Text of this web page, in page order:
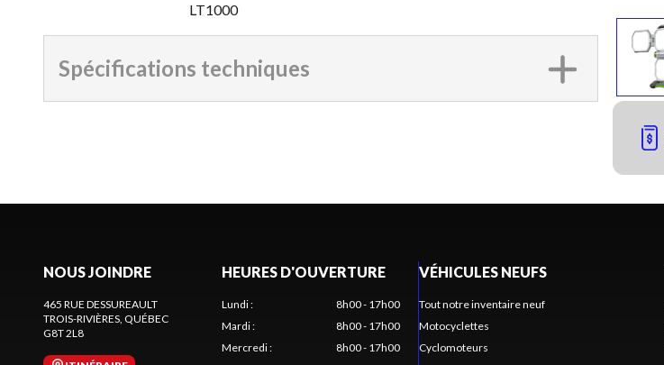
LT1000
Spécifications techniques
NOUS JOINDRE
465 RUE DESSUREAULT
TROIS-RIVIÈRES, QUÉBEC
G8T 2L8
HEURES D'OUVERTURE
Lundi:
8h00 - 17h00
Mardi:
8h00 - 17h00
Mercredi:
8h00 - 17h00
VÉHICULES NEUFS
Tout notre inventaire neuf
Motocyclettes
Cyclomoteurs